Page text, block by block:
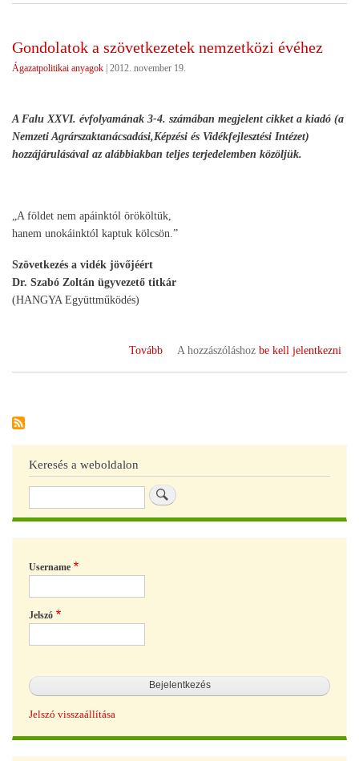
a
gazdák
Gondolatok a szövetkezetek nemzetközi évéhez
Ágazatpolitikai anyagok | 2012. november 19.
A Falu XXVI. évfolyamának 3-4. számában megjelent cikket a kiadó (a
Nemzeti Agrárszaktanácsadási,Képzési és Vidékfejlesztési Intézet)
hozzájárulásával az alábbiakban teljes terjedelemben közöljük.
„A földet nem apáinktól örököltük,
hanem unokáinktól kaptuk kölcsön.”
Szövetkezés a vidék jövőjéért
Dr. Szabó Zoltán ügyvezető titkár
(HANGYA Együttműködés)
Tovább
(Gondolatok
A hozzászóláshoz be kell jelentkezni
Keresés a weboldalon
Keresés
Username
Jelszó
Jelszó visszaállítása